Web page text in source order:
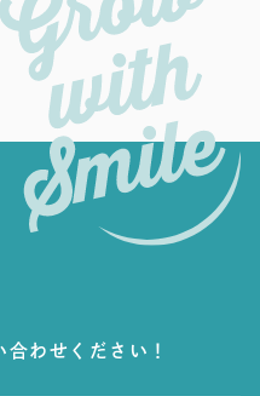
わせください！